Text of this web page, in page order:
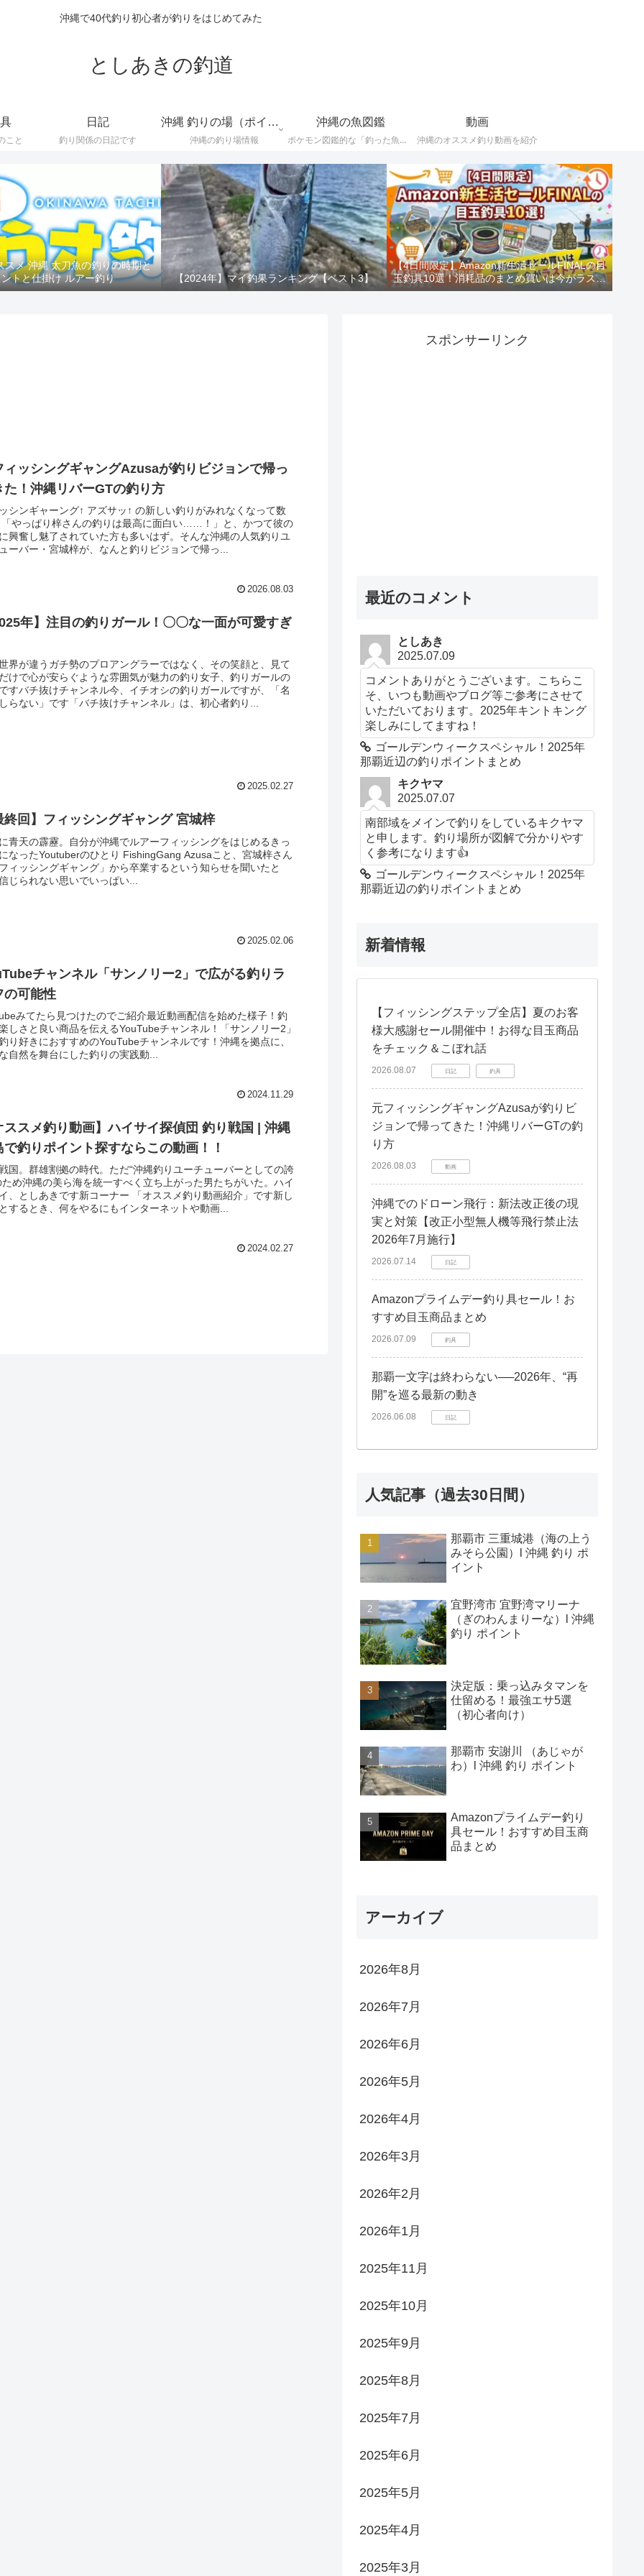
沖縄で40代釣り初心者が釣りをはじめてみた
としあきの釣道
こと
日記
釣り関係の日記です
沖縄 釣りの場（ポイント）
沖縄の釣り場情報
沖縄の魚図鑑
ポケモン図鑑的な「釣った魚（重要）」の記録。
動画
沖縄のオススメ釣り動画を紹介
スメ 沖縄 太刀魚の釣りの時期と
トと仕掛け ルアー釣り
【2024年】マイ釣果ランキング【ベスト3】
【4日間限定】Amazon新生活セールFINALの目
玉釣具10選！消耗品のまとめ買いは今がラスト
チャンス！！
ィッシングギャングAzusaが釣りビジョンで帰っ
た！沖縄リバーGTの釣り方
シンギャーング↑ アズサッ↑ の新しい釣りがみれなくなって数
「やっぱり梓さんの釣りは最高に面白い……！」と、かつて彼の
興奮し魅了されていた方も多いはず。そんな沖縄の人気釣りユ
ーバー・宮城梓が、なんと釣りビジョンで帰っ...
2026.08.03
年】注目の釣りガール！〇〇な一面が可愛すぎ
界が違うガチ勢のプロアングラーではなく、その笑顔と、見て
けで心が安らぐような雰囲気が魅力の釣り女子、釣りガールの
すバチ抜けチャンネル今、イチオシの釣りガールですが、「名
らない」です「バチ抜けチャンネル」は、初心者釣り...
2025.02.27
終回】フィッシングギャング 宮城梓
青天の霹靂。自分が沖縄でルアーフィッシングをはじめるきっ
なったYoutuberのひとり FishingGang Azusaこと、宮城梓さん
ィッシングギャング」から卒業するという知らせを聞いたと
じられない思いでいっぱい...
2025.02.06
チャンネル「サンノリー2」で広がる釣りラ
の可能性
みてたら見つけたのでご紹介最近動画配信を始めた様子！釣
しさと良い商品を伝えるYouTubeチャンネル！「サンノリー2」
り好きにおすすめのYouTubeチャンネルです！沖縄を拠点に、
自然を舞台にした釣りの実践動...
2024.11.29
ススメ釣り動画】ハイサイ探偵団 釣り戦国 | 沖縄
で釣りポイント探すならこの動画！！
国。群雄割拠の時代。ただ“沖縄釣りユーチューバーとしての誇
ため沖縄の美ら海を統一すべく立ち上がった男たちがいた。ハイ
、としあきです新コーナー 「オススメ釣り動画紹介」です新し
するとき、何をやるにもインターネットや動画...
2024.02.27
スポンサーリンク
最近のコメント
としあき
2025.07.09
コメントありがとうございます。こちらこ
そ、いつも動画やブログ等ご参考にさせて
いただいております。2025年キントキング
楽しみにしてますね！
ゴールデンウィークスペシャル！2025年
那覇近辺の釣りポイントまとめ
キクヤマ
2025.07.07
南部域をメインで釣りをしているキクヤマ
と申します。釣り場所が図解で分かりやす
く参考になります👍️
ゴールデンウィークスペシャル！2025年
那覇近辺の釣りポイントまとめ
新着情報
【フィッシングステップ全店】夏のお客
様大感謝セール開催中！お得な目玉商品
をチェック＆こぼれ話
2026.08.07 日記 釣具
元フィッシングギャングAzusaが釣りビ
ジョンで帰ってきた！沖縄リバーGTの釣
り方
2026.08.03 動画
沖縄でのドローン飛行：新法改正後の現
実と対策【改正小型無人機等飛行禁止法
2026年7月施行】
2026.07.14 日記
Amazonプライムデー釣り具セール！お
すすめ目玉商品まとめ
2026.07.09 釣具
那覇一文字は終わらない──2026年、“再
開”を巡る最新の動き
2026.06.08 日記
人気記事（過去30日間）
那覇市 三重城港（海の上う
みそら公園）l 沖縄 釣り ポ
イント
宜野湾市 宜野湾マリーナ
（ぎのわんまりーな）l 沖縄
釣り ポイント
決定版：乗っ込みタマンを
仕留める！最強エサ5選
（初心者向け）
那覇市 安謝川 （あじゃが
わ）l 沖縄 釣り ポイント
Amazonプライムデー釣り
具セール！おすすめ目玉商
品まとめ
アーカイブ
2026年8月
2026年7月
2026年6月
2026年5月
2026年4月
2026年3月
2026年2月
2026年1月
2025年11月
2025年10月
2025年9月
2025年8月
2025年7月
2025年6月
2025年5月
2025年4月
2025年3月